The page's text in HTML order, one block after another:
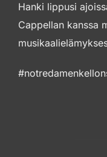
Hanki lippusi
Cappellan kanssa